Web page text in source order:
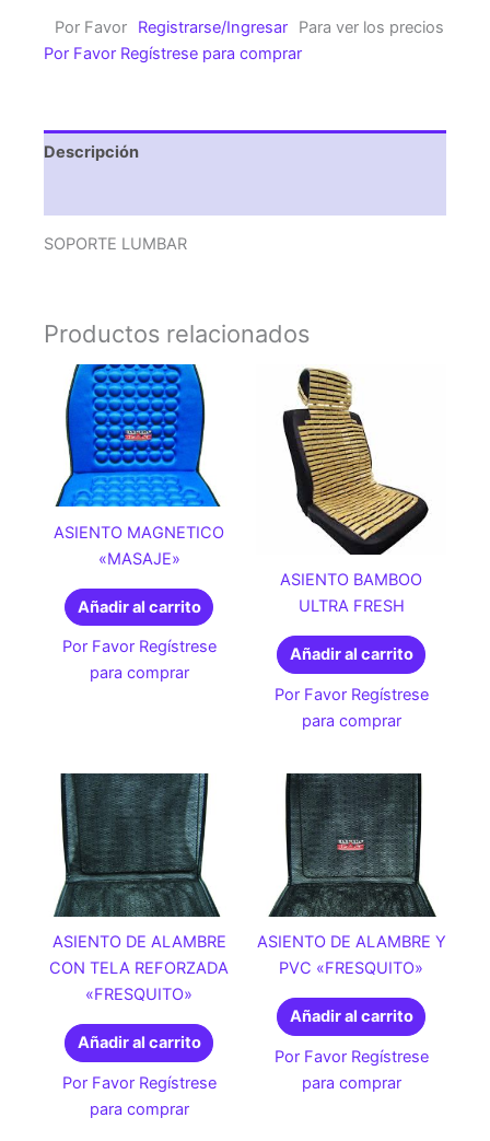
Por Favor Registrarse/Ingresar
Para ver los precios
Por Favor Regístrese para comprar
Descripción
SOPORTE LUMBAR
Productos relacionados
ASIENTO MAGNETICO
«MASAJE»
Añadir al carrito
Por Favor Regístrese
para comprar
ASIENTO BAMBOO
ULTRA FRESH
Añadir al carrito
Por Favor Regístrese
para comprar
ASIENTO DE ALAMBRE
CON TELA REFORZADA
«FRESQUITO»
Añadir al carrito
Por Favor Regístrese
para comprar
ASIENTO DE ALAMBRE Y
PVC «FRESQUITO»
Añadir al carrito
Por Favor Regístrese
para comprar